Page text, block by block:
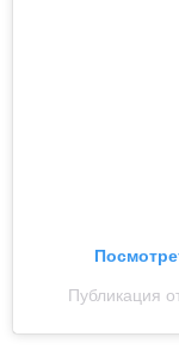
Публикация